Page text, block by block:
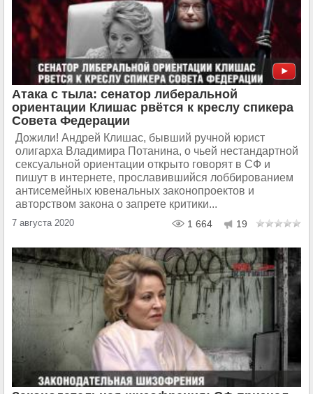
Атака с тыла: сенатор либеральной
ориентации Клишас рвётся к креслу спикера
Совета Федерации
Дожили! Андрей Клишас, бывший ручной юрист
олигарха Владимира Потанина, о чьей нестандартной
сексуальной ориентации открыто говорят в СФ и
пишут в интернете, прославившийся лоббированием
антисемейных ювенальных законопроектов и
авторством закона о запрете критики...
7 августа 2020 1 664 19